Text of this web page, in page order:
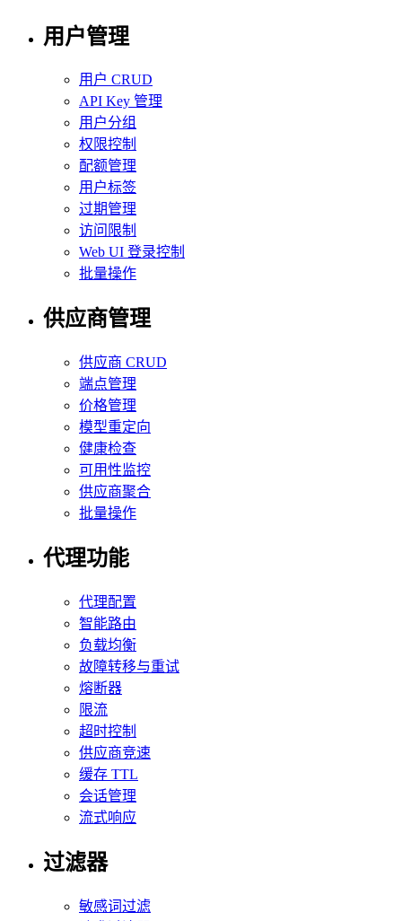
用户管理
用户 CRUD
API Key 管理
用户分组
权限控制
配额管理
用户标签
过期管理
访问限制
Web UI 登录控制
批量操作
供应商管理
供应商 CRUD
端点管理
价格管理
模型重定向
健康检查
可用性监控
供应商聚合
批量操作
代理功能
代理配置
智能路由
负载均衡
故障转移与重试
熔断器
限流
超时控制
供应商竞速
缓存 TTL
会话管理
流式响应
过滤器
敏感词过滤